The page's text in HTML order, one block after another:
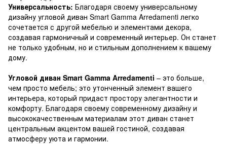
Универсальность: Благодаря своему универсальному
дизайну угловой диван Smart Gamma Arredamenti легко
сочетается с другой мебелью и элементами декора,
создавая гармоничный и современный интерьер. Он станет
не только удобным, но и стильным дополнением к вашему
дому.
Угловой диван Smart Gamma Arredamenti – это больше,
чем просто мебель; это утонченный элемент вашего
интерьера, который придаст простору элегантности и
комфорту. Благодаря своему современному дизайну и
высококачественным материалам этот диван станет
центральным акцентом вашей гостиной, создавая
атмосферу уюта и гармонии.